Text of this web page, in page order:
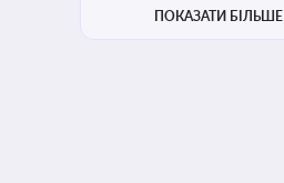
ПОКАЗАТИ БІЛЬШЕ